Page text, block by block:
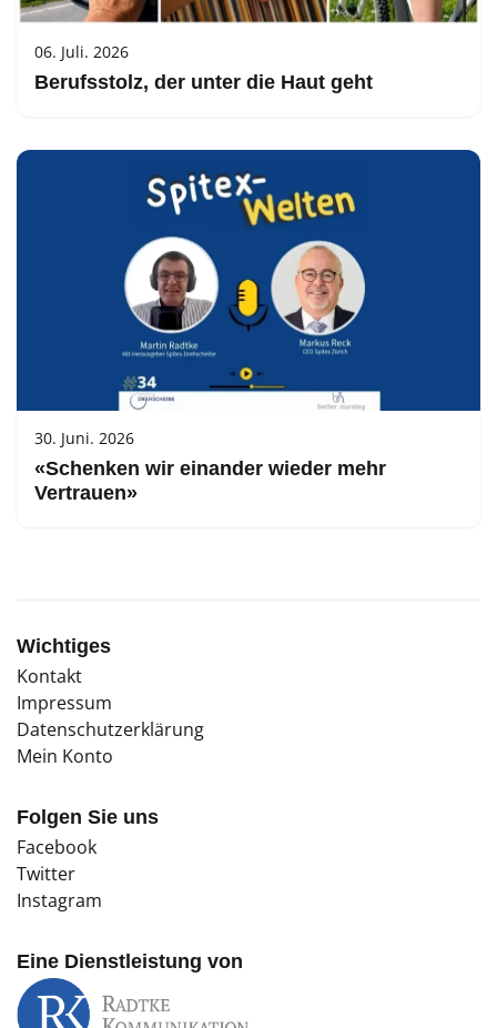
06. Juli. 2026
Berufsstolz, der unter die Haut geht
30. Juni. 2026
«Schenken wir einander wieder mehr
Vertrauen»
Wichtiges
Kontakt
Impressum
Datenschutzerklärung
Mein Konto
Folgen Sie uns
Facebook
Twitter
Instagram
Eine Dienstleistung von